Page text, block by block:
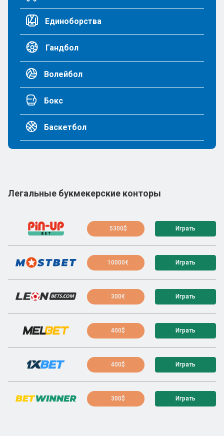
Единоборства
Гандбол
Волейбол
Бокс
Баскетбол
Легальные букмекерские конторы
5300$ Играть
10000€ Играть
300€ Играть
400$ Играть
400$ Играть
300$ Играть